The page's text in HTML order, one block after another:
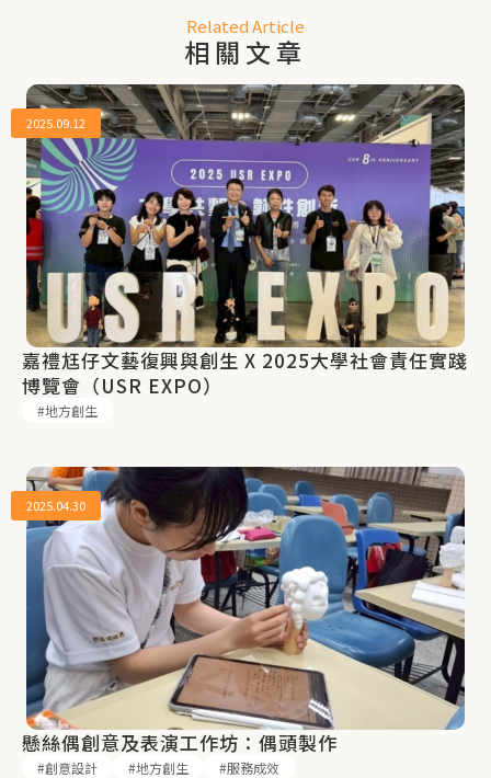
Related Article
相關文章
嘉禮尪仔文藝復興與創生 X 2025大學社會責任實踐
博覽會（USR EXPO）
地方創生
2025.09.12
懸絲偶創意及表演工作坊：偶頭製作
創意設計 地方創生 服務成效
2025.04.30